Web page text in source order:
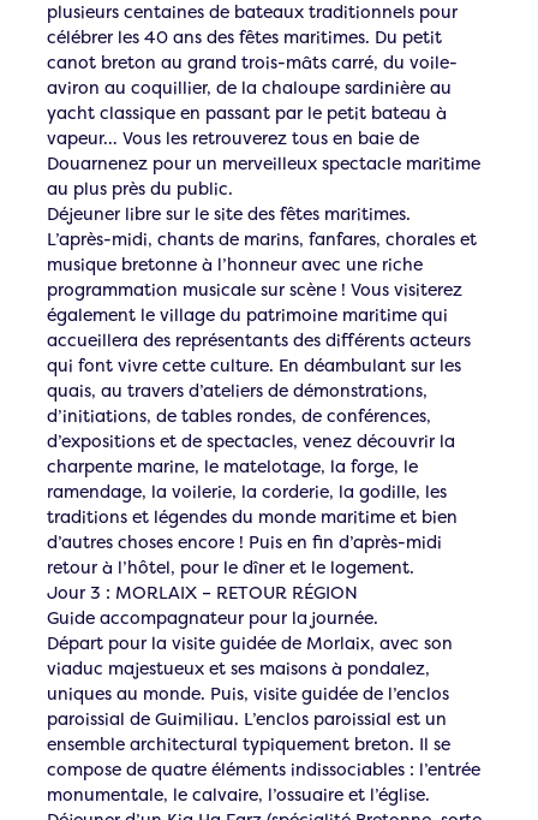
plusieurs centaines de bateaux traditionnels pour
célébrer les 40 ans des fêtes maritimes. Du petit
canot breton au grand trois-mâts carré, du voile-
aviron au coquillier, de la chaloupe sardinière au
yacht classique en passant par le petit bateau à
vapeur… Vous les retrouverez tous en baie de
Douarnenez pour un merveilleux spectacle maritime
au plus près du public.
Déjeuner libre sur le site des fêtes maritimes.
L’après-midi, chants de marins, fanfares, chorales et
musique bretonne à l’honneur avec une riche
programmation musicale sur scène ! Vous visiterez
également le village du patrimoine maritime qui
accueillera des représentants des différents acteurs
qui font vivre cette culture. En déambulant sur les
quais, au travers d’ateliers de démonstrations,
d’initiations, de tables rondes, de conférences,
d’expositions et de spectacles, venez découvrir la
charpente marine, le matelotage, la forge, le
ramendage, la voilerie, la corderie, la godille, les
traditions et légendes du monde maritime et bien
d’autres choses encore ! Puis en fin d’après-midi
retour à l’hôtel, pour le dîner et le logement.
Jour 3 : MORLAIX – RETOUR RÉGION
Guide accompagnateur pour la journée.
Départ pour la visite guidée de Morlaix, avec son
viaduc majestueux et ses maisons à pondalez,
uniques au monde. Puis, visite guidée de l’enclos
paroissial de Guimiliau. L’enclos paroissial est un
ensemble architectural typiquement breton. Il se
compose de quatre éléments indissociables : l’entrée
monumentale, le calvaire, l’ossuaire et l’église.